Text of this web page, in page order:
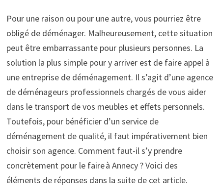
Pour une raison ou pour une autre, vous pourriez être
obligé de déménager. Malheureusement, cette situation
peut être embarrassante pour plusieurs personnes. La
solution la plus simple pour y arriver est de faire appel à
une entreprise de déménagement. Il s’agit d’une agence
de déménageurs professionnels chargés de vous aider
dans le transport de vos meubles et effets personnels.
Toutefois, pour bénéficier d’un service de
déménagement de qualité, il faut impérativement bien
choisir son agence. Comment faut-il s’y prendre
concrètement pour le faire à Annecy ? Voici des
éléments de réponses dans la suite de cet article.